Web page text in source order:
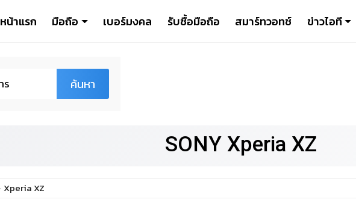
หน้าแรก มือถือ เบอร์มงคล รับซื้อมือถือ สมาร์ทวอทช์ ข่าวไอที
ค้นหา
SONY Xperia XZ
Xperia XZ